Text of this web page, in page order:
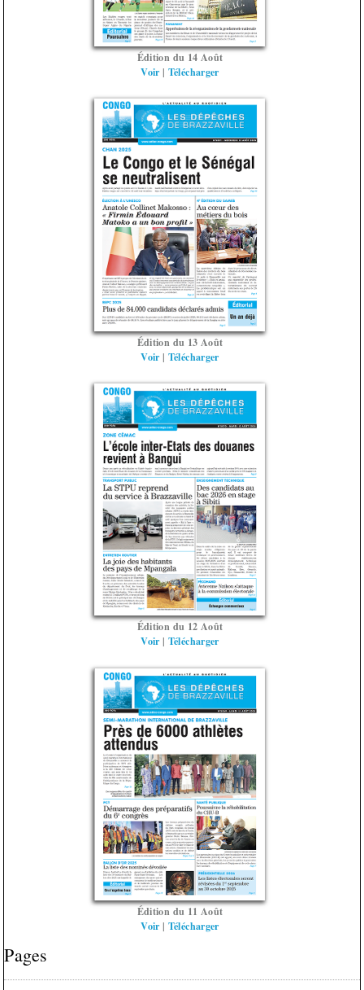
Édition du 14 Août
Voir | Télécharger
Édition du 13 Août
Voir | Télécharger
Édition du 12 Août
Voir | Télécharger
Édition du 11 Août
Voir | Télécharger
Pages